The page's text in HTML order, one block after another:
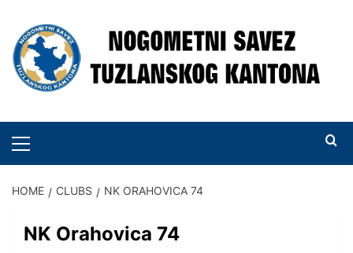
content
MENU
HOME CLUBS NK ORAHOVICA 74
NK Orahovica 74